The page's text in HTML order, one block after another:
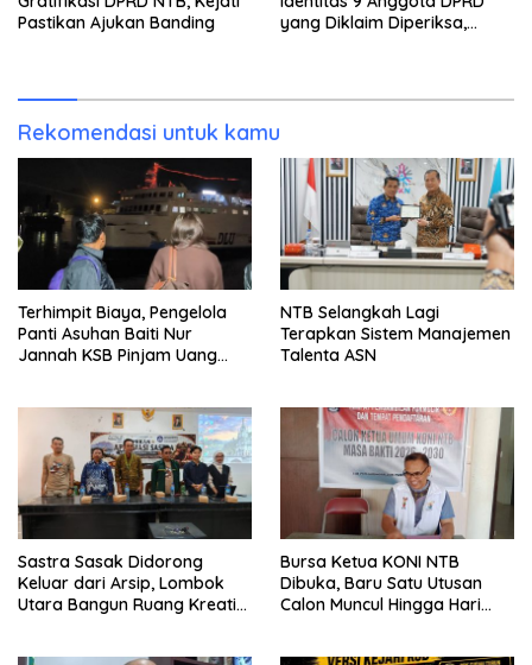
Pastikan Ajukan Banding
yang Diklaim Diperiksa,
Rekomendasi untuk kamu
Terhimpit Biaya, Pengelola
Panti Asuhan Baiti Nur
Jannah KSB Pinjam Uang
Kunjung Tuntas
NTB Selangkah Lagi
Terapkan Sistem Manajemen
Talenta ASN
Sastra Sasak Didorong
Keluar dari Arsip, Lombok
Utara Bangun Ruang Kreatif
Bursa Ketua KONI NTB
Dibuka, Baru Satu Utusan
Calon Muncul Hingga Hari